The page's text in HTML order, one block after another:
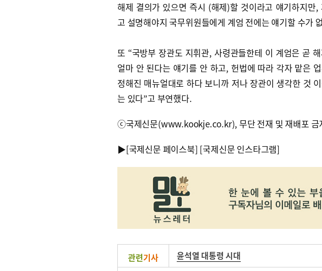
해제 결의가 있으면 즉시 (해제)할 것이라고 얘기하지만
고 설명해야지 국무위원들에게 계엄 전에는 얘기할 수가
또 “국방부 장관도 지휘관, 사령관들한테 이 계엄은 곧
얼마 안 된다는 얘기를 안 하고, 헌법에 따라 각자 맡은
정해진 매뉴얼대로 하다 보니까 저나 장관이 생각한 것
는 있다”고 부연했다.
ⓒ국제신문(www.kookje.co.kr), 무단 전재 및 재배포 금
▶[국제신문 페이스북] [국제신문 인스타그램]
관련기사 윤석열 대통령 시대